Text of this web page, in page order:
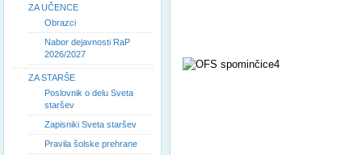
ZA UČENCE
Obrazci
Nabor dejavnosti RaP
2026/2027
ZA STARŠE
Poslovnik o delu Sveta
staršev
Zapisniki Sveta staršev
Pravila šolske prehrane